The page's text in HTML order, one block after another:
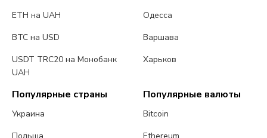
ETH на UAH
BTC на USD
USDT TRC20 на Монобанк
UAH
Одесса
Варшава
Харьков
Популярные страны
Украина
Популярные валюты
Bitcoin